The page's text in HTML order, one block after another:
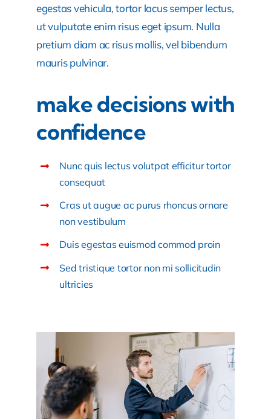
egestas vehicula, tortor lacus semper lectus,
ut vulputate enim risus eget ipsum. Nulla
pretium diam ac risus mollis, vel bibendum
mauris pulvinar.
make decisions with
confidence
Nunc quis lectus volutpat efficitur tortor
consequat
Cras ut augue ac purus rhoncus ornare
non vestibulum
Duis egestas euismod commod proin
Sed tristique tortor non mi sollicitudin
ultricies